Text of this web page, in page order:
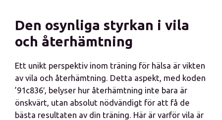
Den osynliga styrkan i vila
och återhämtning
Ett unikt perspektiv inom träning för hälsa är vikten
av vila och återhämtning. Detta aspekt, med koden
’91c836′, belyser hur återhämtning inte bara är
önskvärt, utan absolut nödvändigt för att få de
bästa resultaten av din träning. Här är varför vila är